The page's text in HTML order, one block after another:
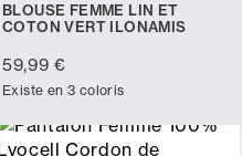
BLOUSE FEMME LIN ET
COTON VERT ILONAMIS
59,99 €
Existe en 3 coloris